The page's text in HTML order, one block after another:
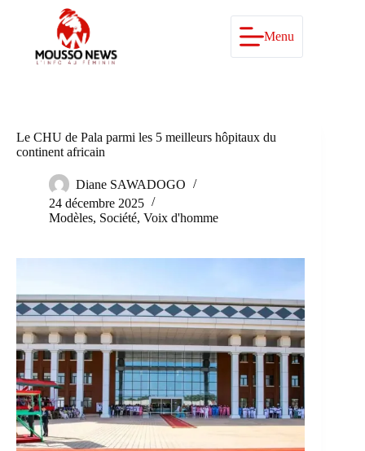
Menu
Le CHU de Pala parmi les 5 meilleurs hôpitaux du
continent africain
Diane SAWADOGO
24 décembre 2025
Modèles, Société, Voix d'homme